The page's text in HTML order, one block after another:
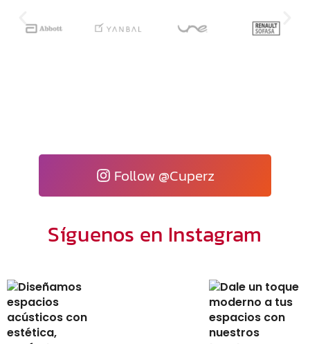
Follow @Cuperz
Síguenos en Instagram